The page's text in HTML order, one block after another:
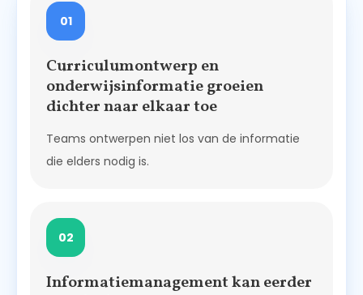
01
Curriculumontwerp en
onderwijsinformatie groeien
dichter naar elkaar toe
Teams ontwerpen niet los van de informatie
die elders nodig is.
02
Informatiemanagement kan eerder